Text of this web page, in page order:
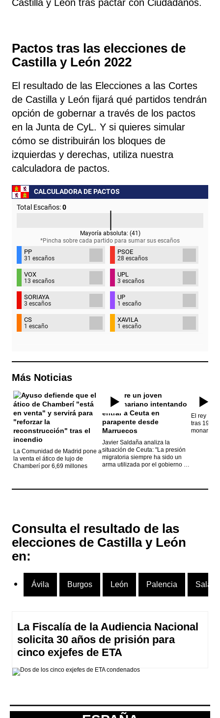
Castilla y León tras pactar con Ciudadanos.
Pactos tras las elecciones de
Castilla y León 2022
El resultado de las Elecciones a las Cortes
de Castilla y León fijará qué partidos tendrán
opción de gobernar a través de los pactos
en la Junta de CyL. Y si quieres simular
cómo se distribuirán los bloques de
izquierdas y derechas, utiliza nuestra
calculadora de pactos.
CALCULADORA DE PACTOS
Total Escaños:0
Mayoría absoluta: (41)
*Pincha sobre cada partido para sumar sus escaños
PP
31 escaños
PSOE
28 escaños
VOX
13 escaños
UPL
3 escaños
SORIAYA
3 escaños
UP
1 escaño
CS
1 escaño
XAVILA
1 escaño
Más Noticias
La Comunidad de Madrid pone a
la venta el ático de lujo de
Chamberí por 6,69 millones
Javier Saldaña analiza la
situación de Ceuta: "La presión
migratoria siempre ha sido un
arma utilizada por el gobierno de
El rey
tras 19
monarca
Consulta el resultado de las
elecciones de Castilla y León
en:
Ávila Burgos León Palencia
La Fiscalía de la Audiencia Nacional
solicita 30 años de prisión para
cinco exjefes de ETA